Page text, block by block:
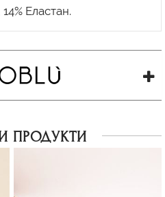
ПРОДУКТИ